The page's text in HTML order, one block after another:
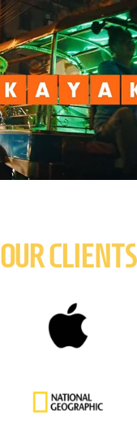
OUR CLIENTS